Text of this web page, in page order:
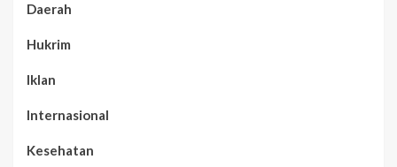
Daerah
Hukrim
Iklan
Internasional
Kesehatan